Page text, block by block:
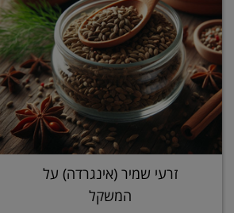
זרעי שמיר (אינגרדה) על
המשקל